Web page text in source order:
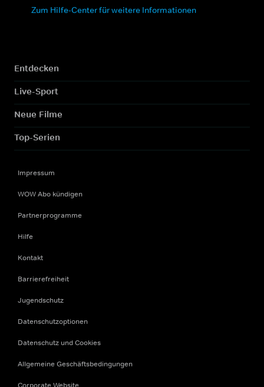
Zum Hilfe-Center für weitere Informationen
Entdecken
Live-Sport
Neue Filme
Top-Serien
Impressum
WOW Abo kündigen
Partnerprogramme
Hilfe
Kontakt
Barrierefreiheit
Jugendschutz
Datenschutzoptionen
Datenschutz und Cookies
Allgemeine Geschäftsbedingungen